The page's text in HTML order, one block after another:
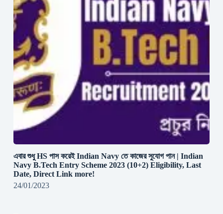
এবার শুধু HS পাস করেই Indian Navy তে কাজের সুযোগ পান | Indian
Navy B.Tech Entry Scheme 2023 (10+2) Eligibility, Last
Date, Direct Link more!
24/01/2023